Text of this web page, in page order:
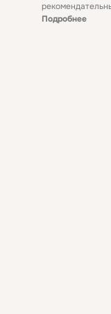
Подробнее